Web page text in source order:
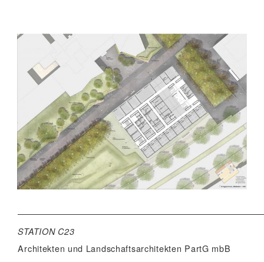
STATION C23
Architekten und Landschaftsarchitekten PartG mbB